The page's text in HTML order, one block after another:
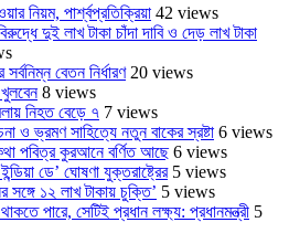
নিয়ম, পার্শ্বপ্রতিক্রিয়া 42 views
দুই লাখ টাকা চাঁদা দাবি ও দেড় লাখ টাকা
বেতন নির্ধারণ 20 views
8 views
নিহত বেড়ে ৭ 7 views
ও ভ্রমণ সাহিত্যে নতুন বাকের স্রষ্টা 6 views
পবিত্র কুরআনে বর্ণিত আছে 6 views
ডে’ ঘোষণা যুক্তরাষ্ট্রের 5 views
সঙ্গে ১২ লাখ টাকায় চুক্তি’ 5 views
পারে, সেটিই প্রধান লক্ষ্য: প্রধানমন্ত্রী 5